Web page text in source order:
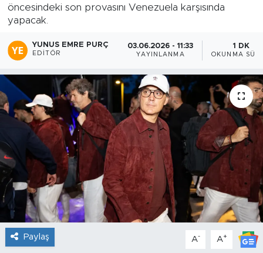
öncesindeki son provasını Venezuela karşısında
yapacak.
YUNUS EMRE PURÇ
EDITÖR
03.06.2026 - 11:33
YAYINLANMA
1 DK
OKUNMA
Paylaş A- A+
Tüm Manşetler
Son Dakika Haberleri
Haber Arşivi